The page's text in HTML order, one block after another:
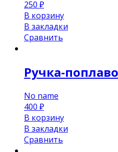
250 ₽
В корзину
В закладки
Сравнить
Ручка-
No name
400 ₽
В корзину
В закладки
Сравнить